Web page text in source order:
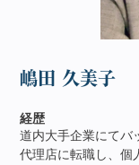
経歴
道内大手企業にてバ
代理店に転職し、個
嶋田 久美子